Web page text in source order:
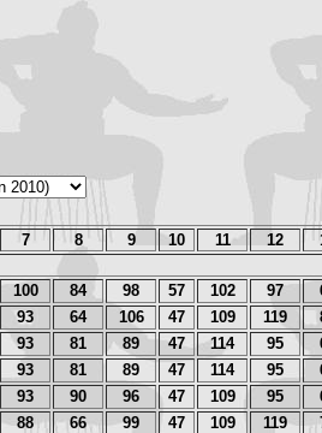
7 8 9 10 11 12
100 84 98 57 102 97
93 64 106 47 109 119
93 81 89 47 114 95
93 81 89 47 114 95
93 90 96 47 109 95
88 66 99 47 109 119